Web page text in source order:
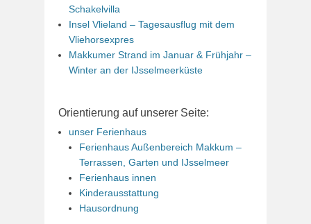
Schakelvilla
Insel Vlieland – Tagesausflug mit dem
Vliehorsexpres
Makkumer Strand im Januar & Frühjahr –
Winter an der IJsselmeerküste
Orientierung auf unserer Seite:
unser Ferienhaus
Ferienhaus Außenbereich Makkum –
Terrassen, Garten und IJsselmeer
Ferienhaus innen
Kinderausstattung
Hausordnung